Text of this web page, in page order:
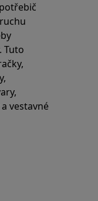
Tuto
vestavné